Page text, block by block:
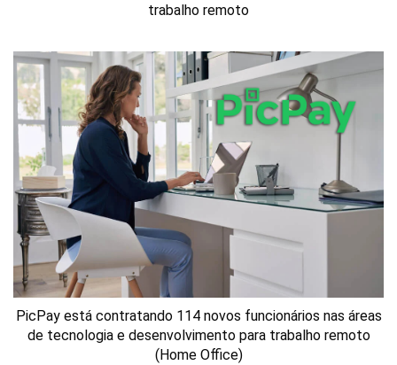
trabalho remoto
PicPay está contratando 114 novos funcionários nas áreas
de tecnologia e desenvolvimento para trabalho remoto
(Home Office)